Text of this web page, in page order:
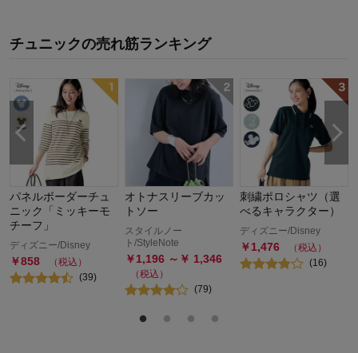
チュニックの売れ筋ランキング
パネルボーダーチュ
ニック「ミッキーモ
チーフ」
ディズニー/Disney
￥858
（税込）
(39)
オトナスリーブカッ
トソー
スタイルノー
ト/StyleNote
￥1,196 ～￥ 1,346
（税込）
(79)
刺繍ポロシャツ（選
べるキャラクター）
ディズニー/Disney
￥1,476
（税込）
(16)